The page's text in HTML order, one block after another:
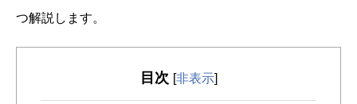
つ解説します。
目次 [非表示]